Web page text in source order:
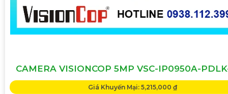
CAMERA VISIONCOP 5MP VSC-IP0950A-
Giá Khuyến Mại: 5,215,000 ₫